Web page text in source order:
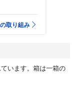
取り組み
います。箱は一箱の